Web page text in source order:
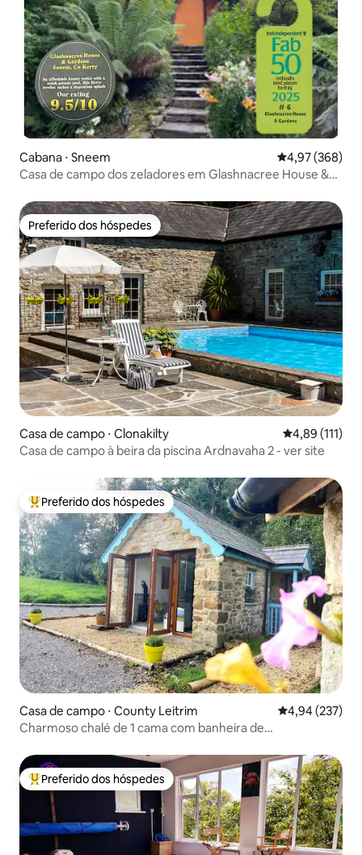
Cabana ⋅ Sneem 4,97 de uma
4,97 (368)
Casa de campo dos zeladores em Glashnacree House &
Preferido dos hóspedes
Preferido dos hóspedes
Casa de campo ⋅ Clonakilty 4,89 de uma
4,89 (111)
Casa de campo à beira da piscina Ardnavaha 2 - ver site
Entre os melhores preferidos dos hóspedes
Preferido dos hóspedes
Casa de campo ⋅ County Leitrim 4,94 de uma
4,94 (237)
Charmoso chalé de 1 cama com banheira de
Entre os melhores preferidos dos hóspedes
Preferido dos hóspedes